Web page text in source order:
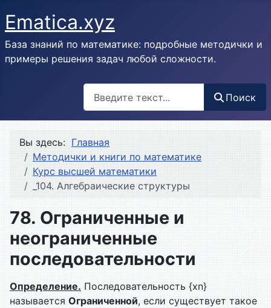
Ematica.xyz
База знаний по математике: подробные методички и
примеры решения задач любой сложности.
Поиск
Вы здесь: Главная
Методички и книги по математике
Курс высшей математики
_104. Алгебраические структуры
78. Ограниченные и
неограниченные
последовательности
Определение. Последовательность {xn}
называется Ограниченной, если существует такое